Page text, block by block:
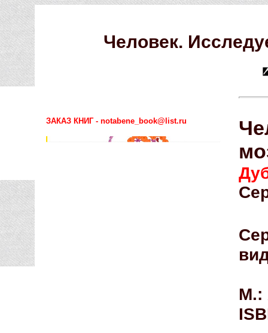
Человек.
ЗАКАЗ КНИГ - notabene_book@list.ru
М.: